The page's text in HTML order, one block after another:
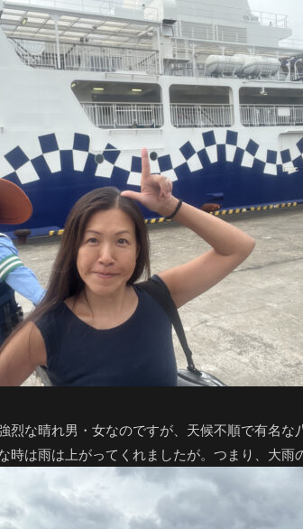
烈な晴れ男・女なのですが、天候不順で有名
時は雨は上がってくれましたが。つまり、大雨